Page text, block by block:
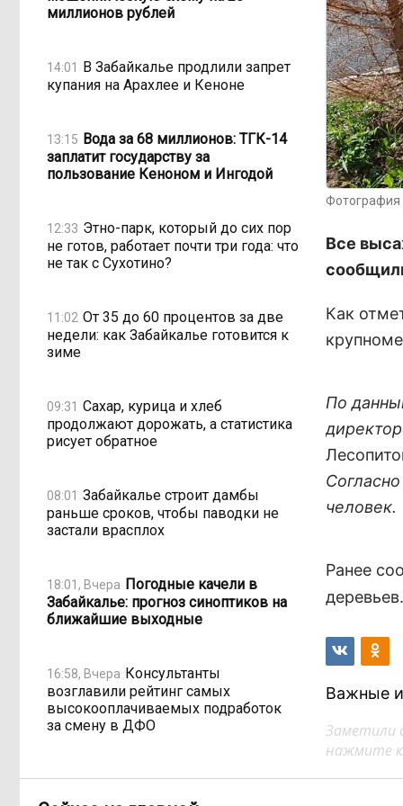
миллионов рублей
14:01 В Забайкалье продлили запрет
купания на Арахлее и Кеноне
13:15 Вода за 68 миллионов: ТГК-14
заплатит государству за
пользование Кеноном и Ингодой
12:33 Этно-парк, который до сих пор
не готов, работает почти три года: что
не так с Сухотино?
11:02 От 35 до 60 процентов за две
недели: как Забайкалье готовится к
зиме
09:31 Сахар, курица и хлеб
продолжают дорожать, а статистика
рисует обратное
08:01 Забайкалье строит дамбы
раньше сроков, чтобы паводки не
застали врасплох
18:01, Вчера Погодные качели в
Забайкалье: прогноз синоптиков на
ближайшие выходные
16:58, Вчера Консультанты
возглавили рейтинг самых
высокооплачиваемых подработок
за смену в ДФО
15:02, Вчера
«Ждать некогда»:
жители подтопленного Угдана
Фотография
Все
Как
По
человек.
Ранее
деревьев.
Важные
Заметили
нажмите